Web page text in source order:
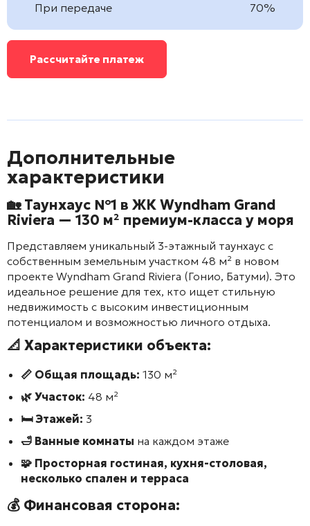
При передаче 70%
Рассчитайте платеж
Дополнительные
характеристики
🏡 Таунхаус №1 в ЖКWyndham Grand
Riviera — 130 м² премиум-класса у моря
Представляем уникальный 3-этажный таунхаус с
собственным земельным участком 48 м² в новом
проекте Wyndham Grand Riviera (Гонио, Батуми). Это
идеальное решение для тех, кто ищет стильную
недвижимость с высоким инвестиционным
потенциалом и возможностью личного отдыха.
📐 Характеристики объекта:
📏 Общая площадь: 130 м²
🌿 Участок: 48 м²
🛏️ Этажей: 3
🛁 Ванные комнаты на каждом этаже
🧩 Просторная гостиная, кухня-столовая,
несколько спален и терраса
💰 Финансовая сторона: